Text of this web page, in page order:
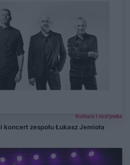
Kultura i rozrywka
zespołu Łukasz Jemioła